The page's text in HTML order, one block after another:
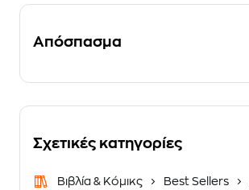
Απόσπασμα
Σχετικές κατηγορίες
Βιβλία & Κόμικς Best Sellers